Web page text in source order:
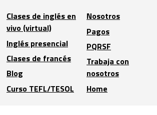
Clases de inglés en
vivo (virtual)
Inglés presencial
Clases de francés
Blog
Curso TEFL/TESOL
Nosotros
Pagos
PQRSF
Trabaja con
nosotros
Home